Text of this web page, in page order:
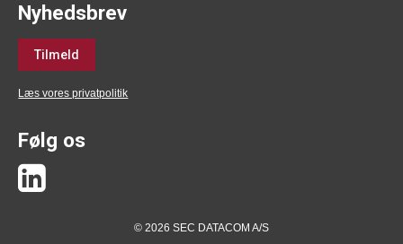
Nyhedsbrev
Tilmeld
Læs vores privatpolitik
Følg os
© 2026 SEC DATACOM A/S